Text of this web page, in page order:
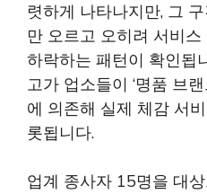
렷하게 나타나지만, 그
만 오르고 오히려 서비
하락하는 패턴이 확인됩
고가 업소들이 ‘명품 브
에 의존해 실제 체감 서
롯됩니다.
업계 종사자 15명을 대